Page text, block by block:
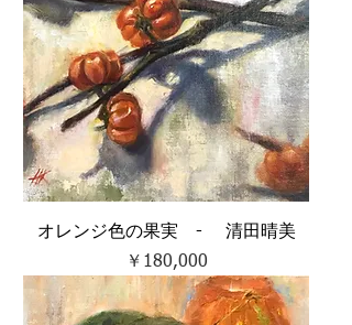
オレンジ色の果実 - 清田晴美
価格
￥180,000